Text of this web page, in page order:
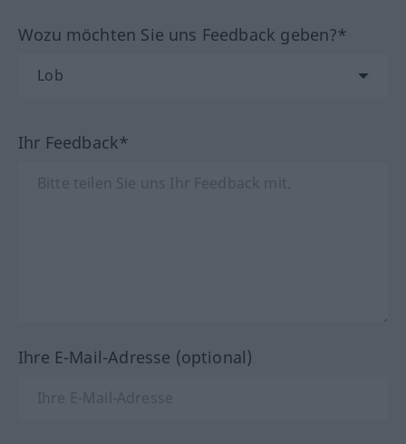
Wozu möchten Sie uns Feedback geben?*
Ihr Feedback*
Ihre E-Mail-Adresse (optional)